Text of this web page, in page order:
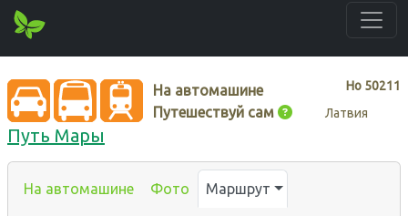
Нo 50211
На автомашине
Путешествуй сам
Латвия
Путь Мары
На автомашине Фото Маршрут